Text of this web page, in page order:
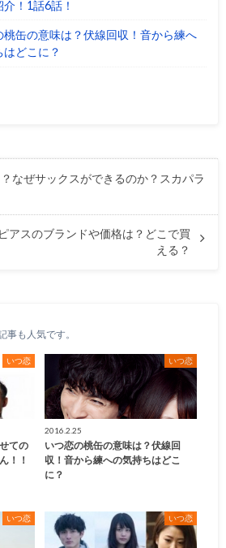
！1話6話！
桃缶の意味は？伏線回収！音から練へ
どこに？
なぜサックスができるのか？スカパラ
アスのブランドや価格は？どこで買
える？
事も人気です。
いつ恋
ての
！！
いつ恋
2016.2.25
いつ恋の桃缶の意味は？伏線回
収！音から練への気持ちはどこ
に？
いつ恋 いつ恋